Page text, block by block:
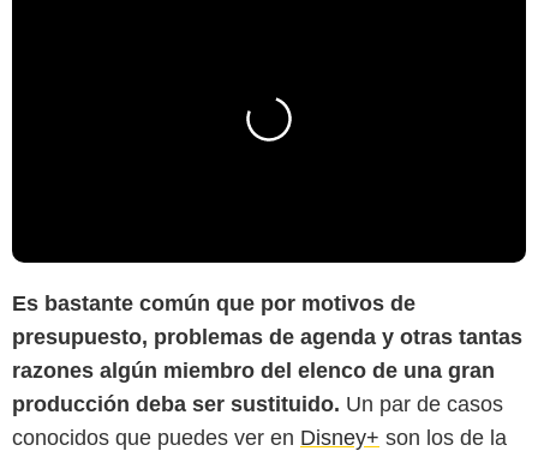
Es bastante común que por motivos de
presupuesto, problemas de agenda y otras tantas
razones algún miembro del elenco de una gran
producción deba ser sustituido. Un par de casos
conocidos que puedes ver en Disney+ son los de la